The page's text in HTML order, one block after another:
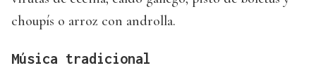
choupís o arroz con androlla.
Música tradicional